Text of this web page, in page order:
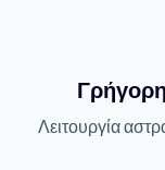
Λειτουργία